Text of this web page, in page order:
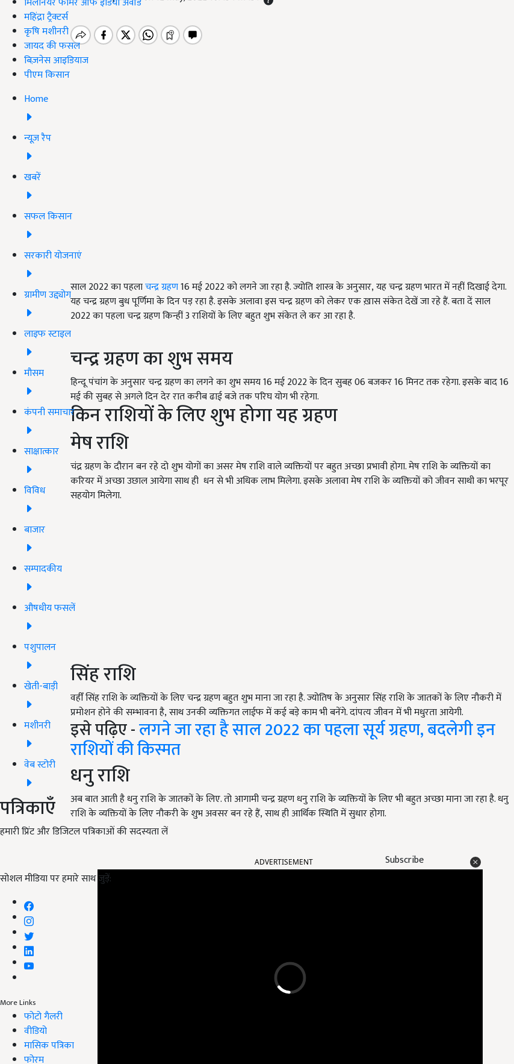
महिंद्रा ट्रैक्टर्स
कृषि मशीनरी
जायद की फसल
बिज़नेस आइडियाज
पीएम किसान
Home
न्यूज़ रैप
खबरें
सफल किसान
सरकारी योजनाएं
ग्रामीण उद्द्योग
लाइफ स्टाइल
मौसम
कंपनी समाचार
साक्षात्कार
विविध
बाजार
सम्पादकीय
औषधीय फसलें
पशुपालन
खेती-बाड़ी
मशीनरी
वेब स्टोरी
पत्रिकाएँ
हमारी प्रिंट और डिजिटल पत्रिकाओं की सदस्यता लें
Subscribe
सोशल मीडिया पर हमारे साथ जुड़ें:
More Links
फोटो गैलरी
वीडियो
मासिक पत्रिका
फोरम
साल 2022 का पहलाचन्द्र ग्रहण16 मई 2022 को लगने जा रहा है. ज्योति शास्त्र के अनुसार,यह चन्द्र ग्रहण भारत में नहीं दिखाई देगा.
यह चन्द्र ग्रहण बुध पूर्णिमा के दिन पड़ रहा है. इसके अलावा इस चन्द्र ग्रहण को लेकर एक ख़ास संकेत देखें जा रहे हैं. बता दें साल
2022 का पहला चन्द्र ग्रहण किन्हीं 3 राशियों के लिए बहुत शुभ संकेत ले कर आ रहा है.
चन्द्र ग्रहण का शुभ समय
हिन्दू पंचांग के अनुसार चन्द्र ग्रहण का लगने का शुभ समय 16 मई 2022 के दिन सुबह 06 बजकर 16 मिनट तक रहेगा. इसके बाद 16
मई की सुबह से अगले दिन देर रात करीब ढाई बजे तक परिघ योग भी रहेगा.
किन राशियों के लिए शुभ होगा यह ग्रहण
मेष राशि
चंद्र ग्रहण के दौरान बन रहे दो शुभ योगों का असर मेष राशि वाले व्यक्तियों पर बहुत अच्छा प्रभावी होगा. मेष राशि के व्यक्तियों का
करियर में अच्छा उछाल आयेगा साथ ही धन से भी अधिक लाभ मिलेगा. इसके अलावा मेष राशि के व्यक्तियों को जीवन साथी का भरपूर
सहयोग मिलेगा.
सिंह राशि
वहीँ सिंह राशि के व्यक्तियों के लिए चन्द्र ग्रहण बहुत शुभ माना जा रहा है. ज्योतिष के अनुसार सिंह राशि के जातकों के लिए नौकरी में
प्रमोशन होने की सम्भावना है,साथ उनकी व्यक्तिगत लाईफ में कई बड़े काम भी बनेंगे. दांपत्य जीवन में भी मधुरता आयेगी.
इसे पढ़िए -लगने जा रहा है साल 2022 का पहला सूर्य ग्रहण, बदलेगी इन
राशियों की किस्मत
धनु राशि
अब बात आती है धनु राशि के जातकों के लिए. तो आगामी चन्द्र ग्रहण धनु राशि के व्यक्तियों के लिए भी बहुत अच्छा माना जा रहा है. धनु
राशि के व्यक्तियों के लिए नौकरी के शुभ अवसर बन रहे हैं,साथ ही आर्थिक स्थिति में सुधार होगा.